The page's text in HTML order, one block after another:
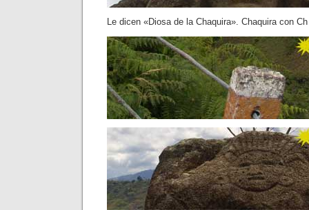
Le dicen «Diosa de la Chaquira». Chaquira con